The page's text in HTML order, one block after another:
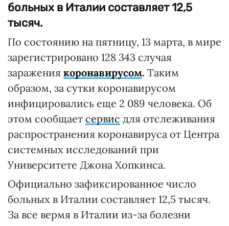
больных в Италии составляет 12,5
тысяч.
По состоянию на пятницу, 13 марта, в мире
зарегистрировано 128 343 случая
заражения коронавирусом. Таким
образом, за сутки коронавирусом
инфицировались еще 2 089 человека. Об
этом сообщает сервис для отслеживания
распространения коронавируса от Центра
системных исследований при
Университете Джона Хопкинса.
Официально зафиксированное число
больных в Италии составляет 12,5 тысяч.
За все вермя в Италии из-за болезни